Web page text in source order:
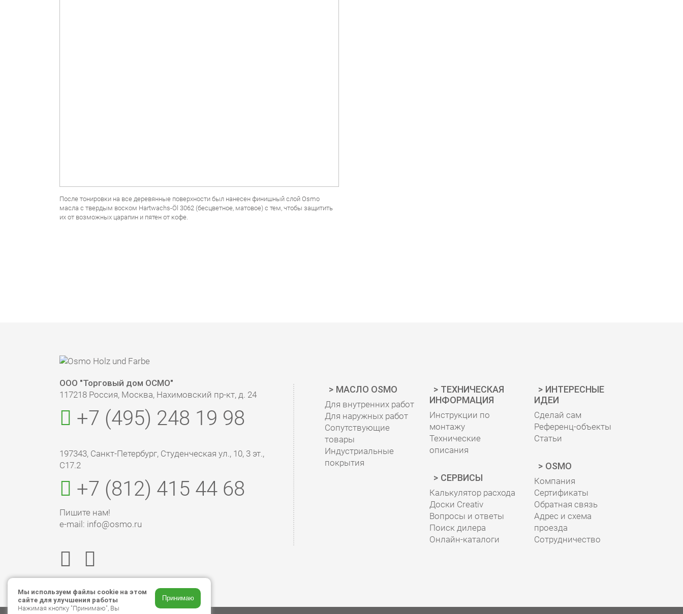
После тонировки на все деревянные поверхности был нанесен финишный слой Osmo
масла с твердым воском Hartwachs-Öl 3062 (бесцветное, матовое) с тем, чтобы защитить
их от возможных царапин и пятен от кофе.
ООО "Торговый дом ОСМО"
117218 Россия, Москва, Нахимовский пр-кт, д. 24
+7 (495) 248 19 98
197343, Санкт-Петербург, Студенческая ул., 10, 3 эт.,
С17.2
+7 (812) 415 44 68
Пишите нам!
e-mail: info@osmo.ru
МАСЛО OSMO
Для внутренних работ
Для наружных работ
Сопутствующие
товары
Индустриальные
покрытия
ТЕХНИЧЕСКАЯ
ИНФОРМАЦИЯ
Инструкции по
монтажу
Технические
описания
СЕРВИСЫ
Калькулятор расхода
Доски Creativ
Вопросы и ответы
Поиск дилера
Онлайн-каталоги
ИНТЕРЕСНЫЕ
ИДЕИ
Сделай сам
Референц-объекты
Статьи
OSMO
Компания
Сертификаты
Обратная связь
Адрес и схема
проезда
Сотрудничество
Мы используем файлы cookie на этом
сайте для улучшения работы
Нажимая кнопку "Принимаю", Вы
Принимаю